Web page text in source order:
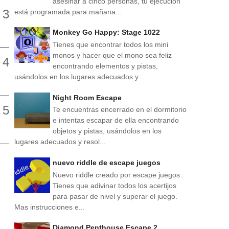
está programada para mañana...
Monkey Go Happy: Stage 1022
Tienes que encontrar todos los mini
monos y hacer que el mono sea feliz
encontrando elementos y pistas,
usándolos en los lugares adecuados y...
Night Room Escape
Te encuentras encerrado en el dormitorio
e intentas escapar de ella encontrando
objetos y pistas, usándolos en los
lugares adecuados y resol...
nuevo riddle de escape juegos
Nuevo riddle creado por escape juegos .
Tienes que adivinar todos los acertijos
para pasar de nivel y superar el juego.
Mas instrucciones e...